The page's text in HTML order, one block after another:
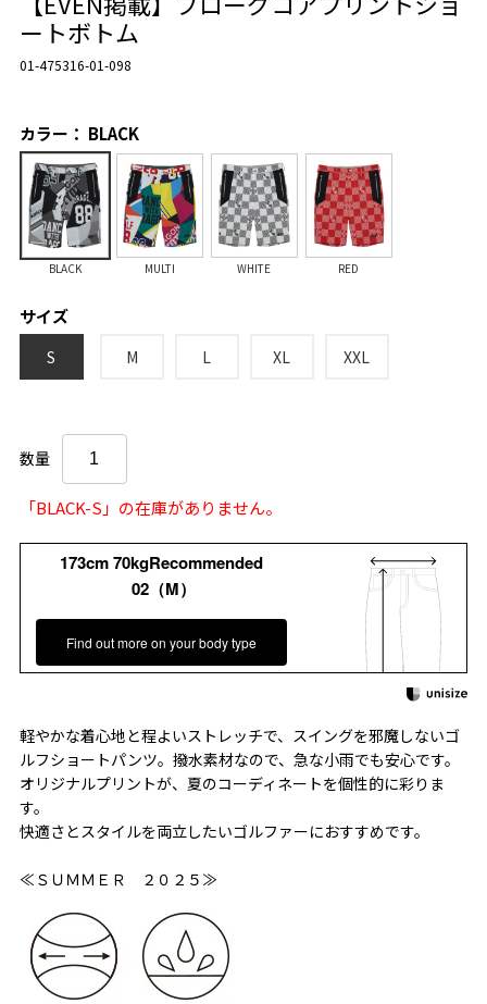
ートボトム
01-475316-01-098
カラー： BLACK
BLACK MULTI WHITE RED
サイズ
S M L XL XXL
数量
「BLACK-S」の在庫がありません。
173cm 70kgRecommended
02（M）
Find out more on your body type
軽やかな着心地と程よいストレッチで、スイングを邪魔しないゴ
ルフショートパンツ。撥水素材なので、急な小雨でも安心です。
オリジナルプリントが、夏のコーディネートを個性的に彩りま
す。
快適さとスタイルを両立したいゴルファーにおすすめです。
≪ＳＵＭＭＥＲ ２０２５≫